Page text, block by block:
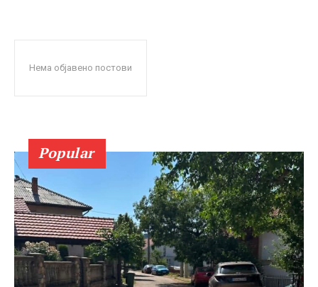
Нема објавено постови
Popular